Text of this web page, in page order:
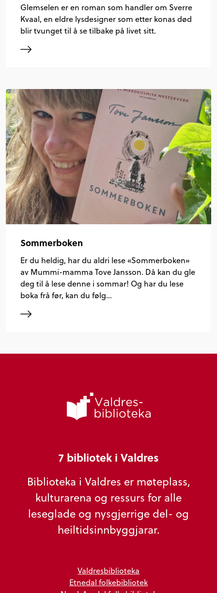
Glemselen er en roman som handler om Sverre
Kvaal, en eldre lysdesigner som etter konas død
blir tvunget til å se tilbake på livet sitt.
Sommerboken
Er du heldig, har du aldri lese «Sommerboken»
av Mummi-mamma Tove Jansson. Då kan du gle
deg til å lese denne i sommar! Og har du lese
boka frå før, kan du følg…
7 bibliotek i Valdres
Biblioteka i Valdres er møteplass,
kulturarena og ressurs for alle
leseglade og nysgjerrige del- og
heiltidsinnbyggjarar.
Valdresbiblioteka
Etnedal folkebibliotek